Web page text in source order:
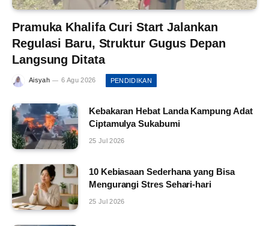
Pramuka Khalifa Curi Start Jalankan
Regulasi Baru, Struktur Gugus Depan
Langsung Ditata
Aisyah 6 Agu 2026 PENDIDIKAN
Kebakaran Hebat Landa Kampung Adat
Ciptamulya Sukabumi
25 Jul 2026
10 Kebiasaan Sederhana yang Bisa
Mengurangi Stres Sehari-hari
25 Jul 2026